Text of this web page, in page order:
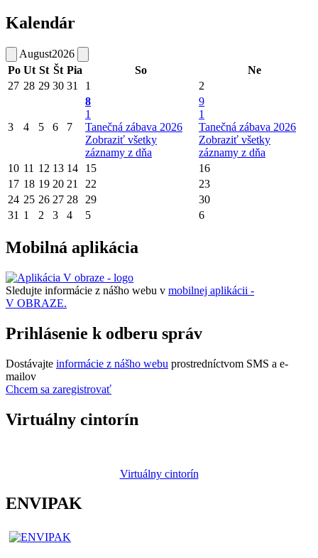
Kalendár
August2026
Po Ut St Št Pia So
Ne
27 28 29 30 31 1 2
3 4 5 6 7
8
1
Tanečná zábava 2026
Zobraziť všetky
záznamy z dňa
9
1
Tanečná zábava 2026
Zobraziť všetky
záznamy z dňa
10 11 12 13 14 15
16
17 18 19 20 21 22
23
24 25 26 27 28 29
30
31 1 2 3 4 5 6
Mobilná aplikácia
Sledujte informácie z nášho webu v mobilnej aplikácii -
V OBRAZE.
Prihlásenie k odberu správ
Dostávajte informácie z nášho webu prostredníctvom SMS a e-
mailov
Chcem sa zaregistrovať
Virtuálny cintorín
Virtuálny cintorín
ENVIPAK